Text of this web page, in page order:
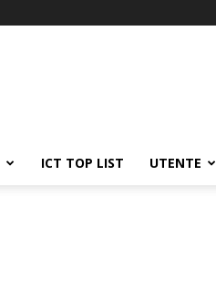
ICT TOP LIST UTENTE